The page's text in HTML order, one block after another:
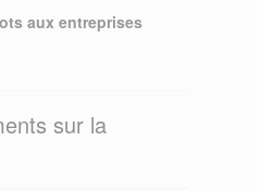
aux entreprises
sur la